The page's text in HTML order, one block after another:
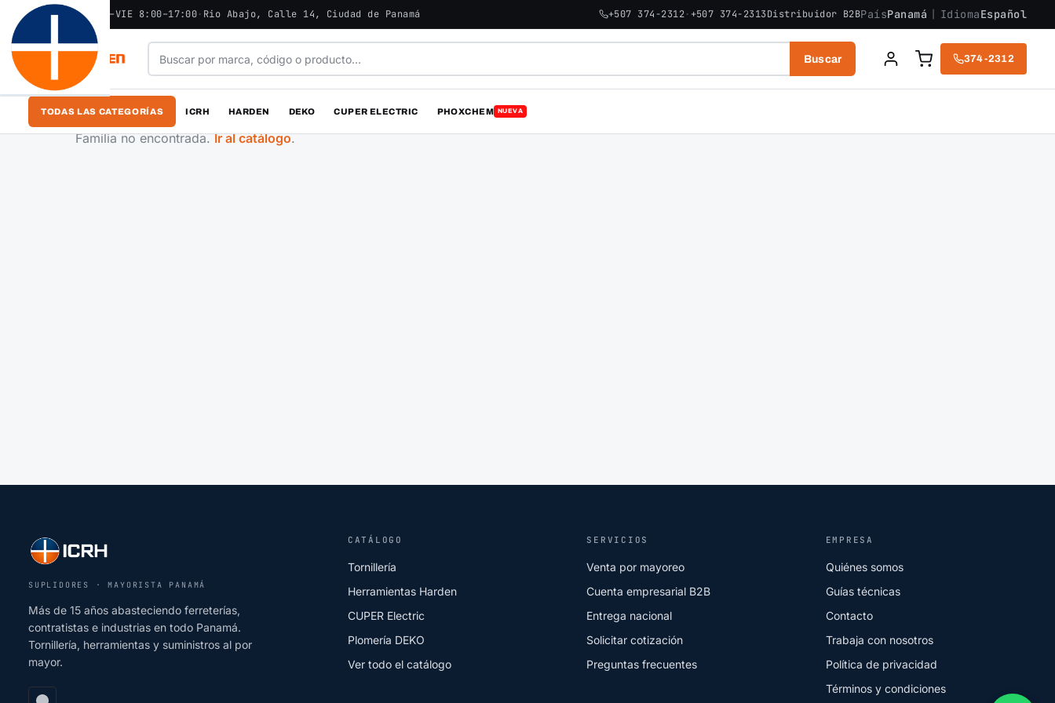
ABIERTO - LUN–VIE 8:00–17:00· Rio Abajo, Calle 14, Ciudad de Panamá +507 374-2312· +507 374-2313Distribuidor B2BPaísPanamá | IdiomaEspañol
Buscar 374-2312
TODAS LAS CATEGORÍAS ICRH HARDEN DEKO CUPER ELECTRIC PHOXCHEM NUEVA
Familia no encontrada.Ir al catálogo.
SUPLIDORES · MAYORISTA PANAMÁ
Más de 15 años abasteciendo ferreterías,
contratistas e industrias en todo Panamá.
Tornillería, herramientas y suministros al por
mayor.
CATÁLOGO
Tornillería
Herramientas Harden
CUPER Electric
Plomería DEKO
Ver todo el catálogo
SERVICIOS
Venta por mayoreo
Cuenta empresarial B2B
Entrega nacional
Solicitar cotización
Preguntas frecuentes
EMPRESA
Quiénes somos
Guías técnicas
Contacto
Trabaja con nosotros
Política de privacidad
Términos y condiciones